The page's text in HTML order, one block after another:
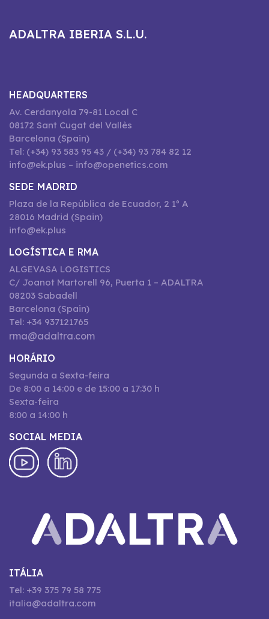
ADALTRA IBERIA S.L.U.
HEADQUARTERS
Av. Cerdanyola 79-81 Local C
08172 Sant Cugat del Vallès
Barcelona (Spain)
Tel: (+34) 93 583 95 43 / (+34) 93 784 82 12
info@ek.plus – info@openetics.com
SEDE MADRID
Plaza de la República de Ecuador, 2 1º A
28016 Madrid (Spain)
info@ek.plus
LOGÍSTICA E RMA
ALGEVASA LOGISTICS
C/ Joanot Martorell 96, Puerta 1 – ADALTRA
08203 Sabadell
Barcelona (Spain)
Tel: +34 937121765
rma@adaltra.com
HORÁRIO
Segunda a Sexta-feira
De 8:00 a 14:00 e de 15:00 a 17:30 h
Sexta-feira
8:00 a 14:00 h
SOCIAL MEDIA
ITÁLIA
Tel: +39 375 79 58 775
italia@adaltra.com